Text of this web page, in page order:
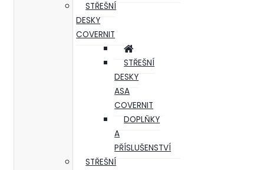
STŘEŠNÍ
DESKY
COVERNIT
STŘEŠNÍ
DESKY
ASA
COVERNIT
DOPLŇKY
A
PŘÍSLUŠENSTVÍ
STŘEŠNÍ